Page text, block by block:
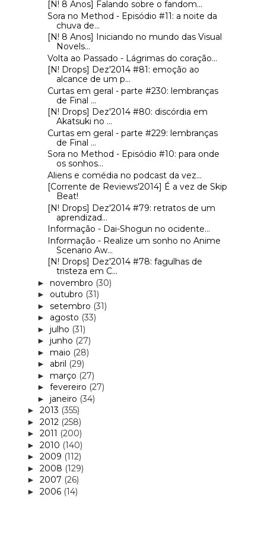
[N! 8 Anos] Falando sobre o fandom...
Sora no Method - Episódio #11: a noite da
chuva de...
[N! 8 Anos] Iniciando no mundo das Visual
Novels...
Volta ao Passado - Lágrimas do coração...
[N! Drops] Dez'2014 #81: emoção ao
alcance de um p...
Curtas em geral - parte #230: lembranças
de Final ...
[N! Drops] Dez'2014 #80: discórdia em
Akatsuki no ...
Curtas em geral - parte #229: lembranças
de Final ...
Sora no Method - Episódio #10: para onde
os sonhos...
Aliens e comédia no podcast da vez...
[Corrente de Reviews'2014] É a vez de Skip
Beat!
[N! Drops] Dez'2014 #79: retratos de um
aprendizad...
Informação - Dai-Shogun no ocidente...
Informação - Realize um sonho no Anime
Scenario Aw...
[N! Drops] Dez'2014 #78: fagulhas de
tristeza em C...
► novembro (30)
► outubro (31)
► setembro (31)
► agosto (33)
► julho (31)
► junho (27)
► maio (28)
► abril (29)
► março (27)
► fevereiro (27)
► janeiro (34)
► 2013 (355)
► 2012 (258)
► 2011 (200)
► 2010 (140)
► 2009 (112)
► 2008 (129)
► 2007 (26)
► 2006 (14)